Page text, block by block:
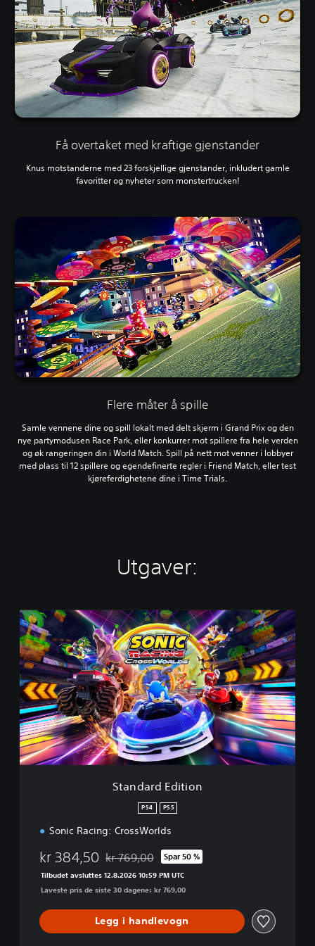
Få overtaket med kraftige gjenstander
Knus motstanderne med 23 forskjellige gjenstander, inkludert gamle
favoritter og nyheter som monstertrucken!
Flere måter å spille
Samle vennene dine og spill lokalt med delt skjerm i Grand Prix og den
nye partymodusen Race Park, eller konkurrer mot spillere fra hele verden
og øk rangeringen din i World Match. Spill på nett mot venner i lobbyer
med plass til 12 spillere og egendefinerte regler i Friend Match, eller test
kjøreferdighetene dine i Time Trials.
Utgaver:
S
t
a
n
d
a
r
d
E
d
i
t
Standard Edition
PS4 PS5
Sonic Racing: CrossWorlds
kr 384,50 Nedsatt fra opprinnelig pris på kr 769,00
kr 769,00 Spar 50 %
Tilbudet avsluttes 12.8.2026 10:59 PM UTC
Laveste pris de siste 30 dagene: kr 769,00
Legg i handlevogn